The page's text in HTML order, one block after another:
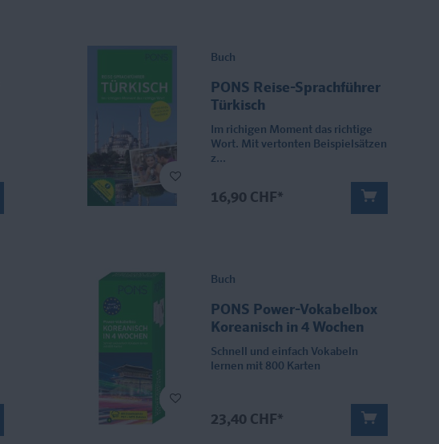
Buch
PONS Reise-Sprachführer
Türkisch
Im richigen Moment das richtige
Wort. Mit vertonten Beispielsätzen
z...
16,90 CHF*
Buch
PONS Power-Vokabelbox
Koreanisch in 4 Wochen
Schnell und einfach Vokabeln
lernen mit 800 Karten
23,40 CHF*